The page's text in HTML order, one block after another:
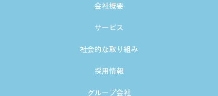
会社概要
サービス
社会的な取り組み
採用情報
グループ会社